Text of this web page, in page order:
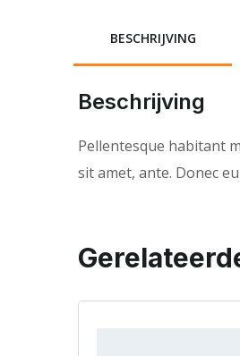
BESCHRIJVING
Beschrijving
Pellentesque habitant
sit amet, ante. Donec